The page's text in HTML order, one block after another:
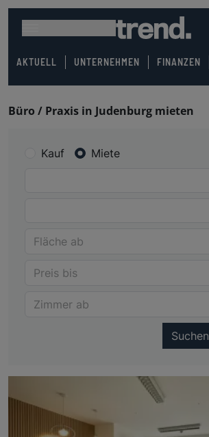
AKTUELL UNTERNEHMEN FINANZEN
Büro / Praxis in Judenburg mieten
Kauf Miete
Suchen